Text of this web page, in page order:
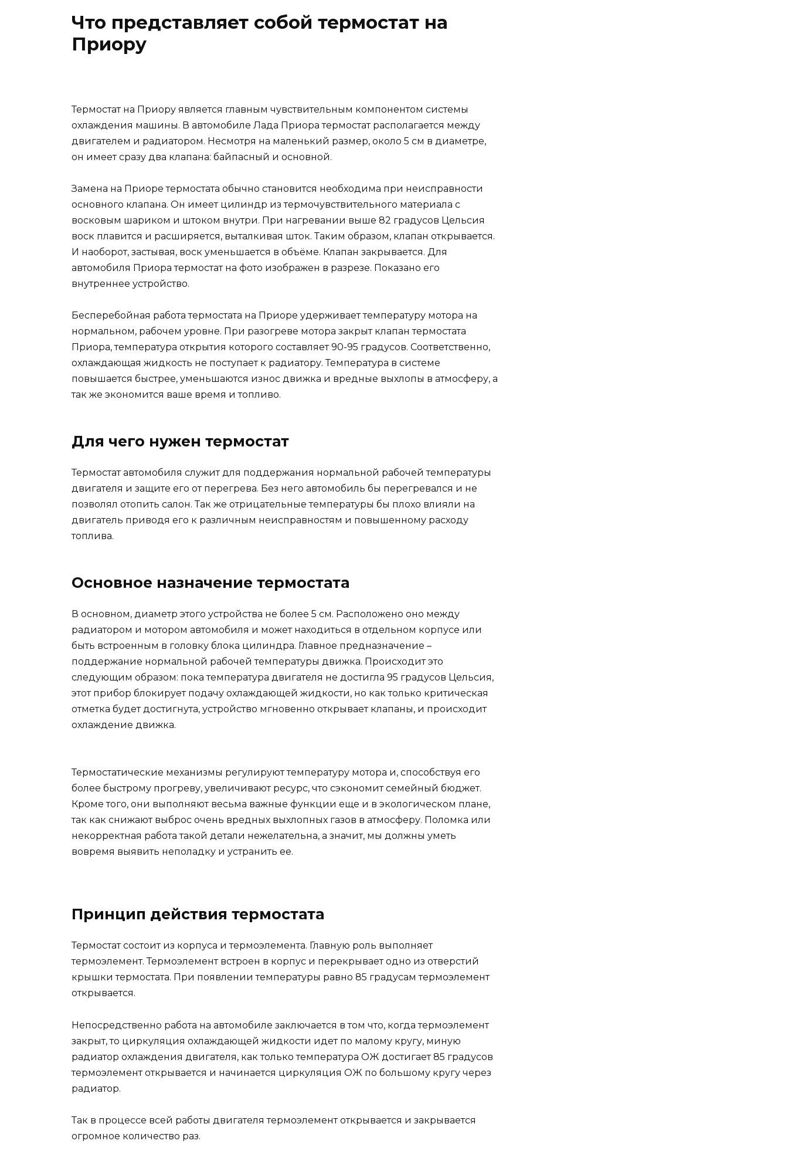
Что представляет собой термостат на
Приору
Термостат на Приору является главным чувствительным компонентом системы
охлаждения машины. В автомобиле Лада Приора термостат располагается между
двигателем и радиатором. Несмотря на маленький размер, около 5 см в диаметре,
он имеет сразу два клапана: байпасный и основной.
Замена на Приоре термостата обычно становится необходима при неисправности
основного клапана. Он имеет цилиндр из термочувствительного материала с
восковым шариком и штоком внутри. При нагревании выше 82 градусов Цельсия
воск плавится и расширяется, выталкивая шток. Таким образом, клапан открывается.
И наоборот, застывая, воск уменьшается в объёме. Клапан закрывается. Для
автомобиля Приора термостат на фото изображен в разрезе. Показано его
внутреннее устройство.
Бесперебойная работа термостата на Приоре удерживает температуру мотора на
нормальном, рабочем уровне. При разогреве мотора закрыт клапан термостата
Приора, температура открытия которого составляет 90-95 градусов. Соответственно,
охлаждающая жидкость не поступает к радиатору. Температура в системе
повышается быстрее, уменьшаются износ движка и вредные выхлопы в атмосферу, а
так же экономится ваше время и топливо.
Для чего нужен термостат
Термостат автомобиля служит для поддержания нормальной рабочей температуры
двигателя и защите его от перегрева. Без него автомобиль бы перегревался и не
позволял отопить салон. Так же отрицательные температуры бы плохо влияли на
двигатель приводя его к различным неисправностям и повышенному расходу
топлива.
Основное назначение термостата
В основном, диаметр этого устройства не более 5 см. Расположено оно между
радиатором и мотором автомобиля и может находиться в отдельном корпусе или
быть встроенным в головку блока цилиндра. Главное предназначение –
поддержание нормальной рабочей температуры движка. Происходит это
следующим образом: пока температура двигателя не достигла 95 градусов Цельсия,
этот прибор блокирует подачу охлаждающей жидкости, но как только критическая
отметка будет достигнута, устройство мгновенно открывает клапаны, и происходит
охлаждение движка.
Термостатические механизмы регулируют температуру мотора и, способствуя его
более быстрому прогреву, увеличивают ресурс, что сэкономит семейный бюджет.
Кроме того, они выполняют весьма важные функции еще и в экологическом плане,
так как снижают выброс очень вредных выхлопных газов в атмосферу. Поломка или
некорректная работа такой детали нежелательна, а значит, мы должны уметь
вовремя выявить неполадку и устранить ее.
Принцип действия термостата
Термостат состоит из корпуса и термоэлемента. Главную роль выполняет
термоэлемент. Термоэлемент встроен в корпус и перекрывает одно из отверстий
крышки термостата. При появлении температуры равно 85 градусам термоэлемент
открывается.
Непосредственно работа на автомобиле заключается в том что, когда термоэлемент
закрыт, то циркуляция охлаждающей жидкости идет по малому кругу, миную
радиатор охлаждения двигателя, как только температура ОЖ достигает 85 градусов
термоэлемент открывается и начинается циркуляция ОЖ по большому кругу через
радиатор.
Так в процессе всей работы двигателя термоэлемент открывается и закрывается
огромное количество раз.